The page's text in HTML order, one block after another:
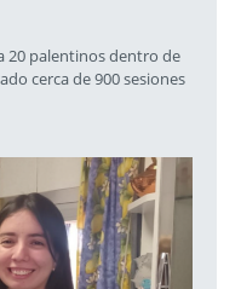
20 palentinos dentro de
cerca de 900 sesiones